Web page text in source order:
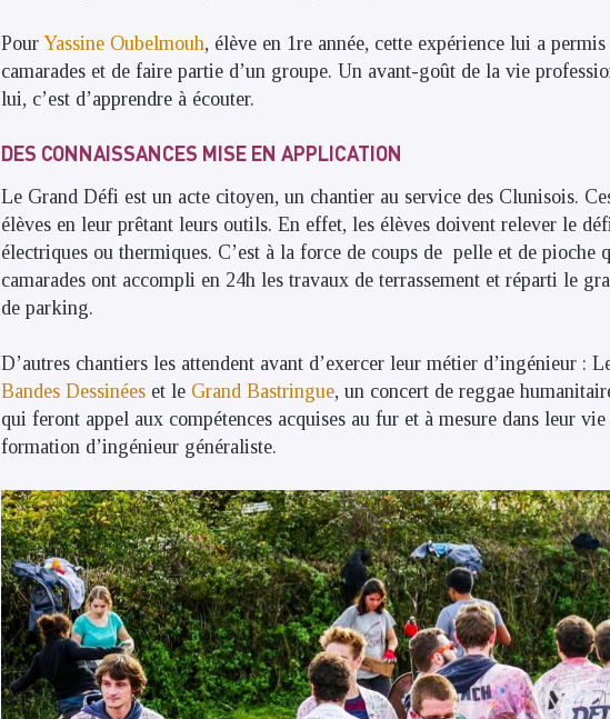
Pour Yassine Oubelmouh, élève en 1re année, cette expérience lui a
camarades et de faire partie d’un groupe. Un avant-goût de la vie
lui, c’est d’apprendre à écouter.
DES CONNAISSANCES MISE EN APPLICATION
Le Grand Défi est un acte citoyen, un chantier au service des Clunisois.
élèves en leur prêtant leurs outils. En effet, les élèves doivent relever le
électriques ou thermiques. C’est à la force de coups de pelle et de pioche
camarades ont accompli en 24h les travaux de terrassement et réparti le
de parking.
D’autres chantiers les attendent avant d’exercer leur métier d’ingénieur :
Bandes Dessinées et le Grand Bastringue, un concert de reggae
qui feront appel aux compétences acquises au fur et à mesure dans leur
formation d’ingénieur généraliste.